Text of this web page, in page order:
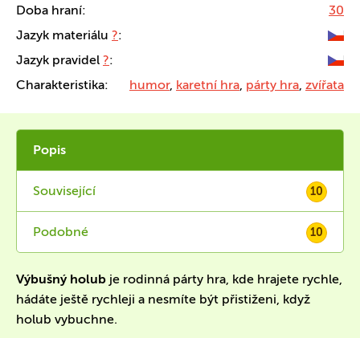
Doba hraní:
30
Jazyk materiálu ?:
Jazyk pravidel ?:
Charakteristika:
humor, karetní hra, párty hra, zvířata
Popis
Související 10
Podobné 10
Výbušný holub je rodinná párty hra, kde hrajete rychle,
hádáte ještě rychleji a nesmíte být přistiženi, když
holub vybuchne.